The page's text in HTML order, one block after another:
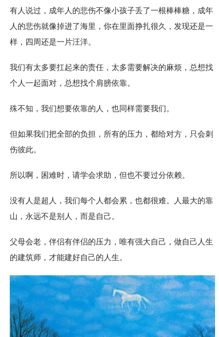
有人说过，成年人的悲伤不像小孩子丢了一根棒棒糖，成年
人的悲伤就像掉进了海里，你在里面挣扎很久，发现还是一
样，四周还是一片汪洋。
我们有太多要扛起来的责任，太多需要解决的麻烦，总想找
个人一起面对，总想找个肩膀依靠。
殊不知，我们想要依靠的人，也同样需要我们。
但如果我们把全部的负担，所有的压力，都给对方，只会刺
伤彼此。
所以啊，困难时，请学会求助，但也不要过分依赖。
没有人是超人，我们每个人都会累，也都很难。人最大的靠
山，永远不是别人，而是自己。
父母会老，伴侣有伴侣的压力，唯有强大自己，做自己人生
的建筑师，才能建好自己的人生。